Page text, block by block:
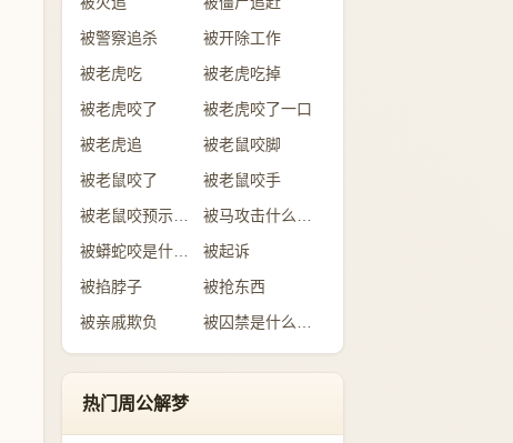
被警察追杀
被开除工作
被老虎吃
被老虎吃掉
被老虎咬了
被老虎咬了一口
被老虎追
被老鼠咬脚
被老鼠咬了
被老鼠咬手
被起诉
被掐脖子
被抢东西
被亲戚欺负
热门周公解梦